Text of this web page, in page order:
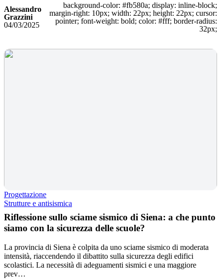
Alessandro
Grazzini
04/03/2025
background-color: #fb580a; display: inline-block;
margin-right: 10px; width: 22px; height: 22px; cursor:
pointer; font-weight: bold; color: #fff; border-radius:
32px;
Progettazione
Strutture e antisismica
Riflessione sullo sciame sismico di Siena: a che punto
siamo con la sicurezza delle scuole?
La provincia di Siena è colpita da uno sciame sismico di moderata
intensità, riaccendendo il dibattito sulla sicurezza degli edifici
scolastici. La necessità di adeguamenti sismici e una maggiore
prev…